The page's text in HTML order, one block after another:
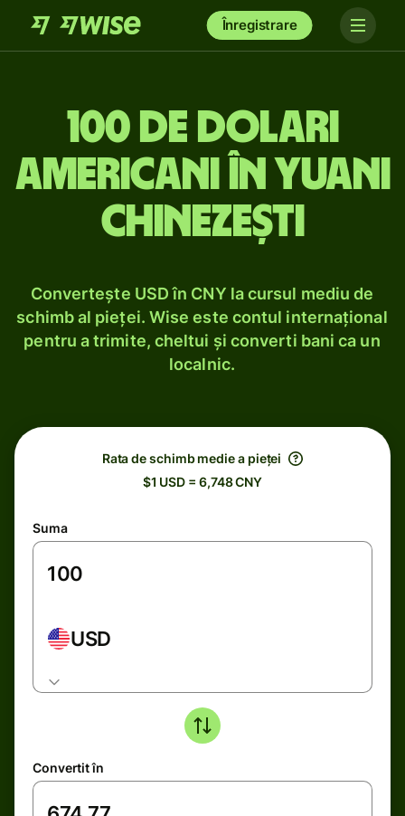
Înregistrare
100 de dolari
americani în yuani
chinezești
Convertește USD în CNY la cursul mediu de
schimb al pieței. Wise este contul internațional
pentru a trimite, cheltui și converti bani ca un
localnic.
Rata de schimb medie a pieței
$1 USD = 6,748 CNY
Suma
USD
Convertit în